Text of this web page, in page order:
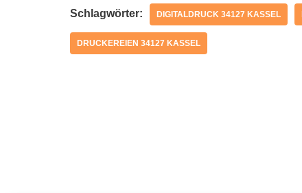
Schlagwörter: DIGITALDRUCK 34127 KASSEL
DRUCKEREIEN 34127 KASSEL